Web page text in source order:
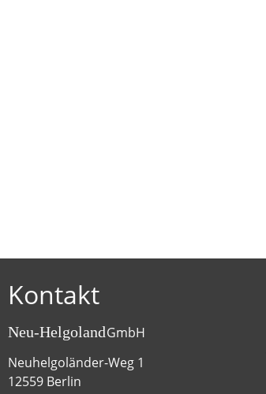
Kontakt
Neu-HelgolandGmbH
Neuhelgoländer-Weg 1
12559 Berlin